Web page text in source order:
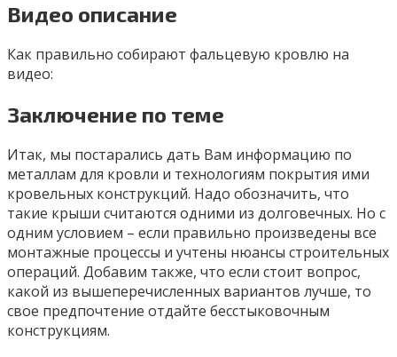
Видео описание
Как правильно собирают фальцевую кровлю на
видео:
Заключение по теме
Итак, мы постарались дать Вам информацию по
металлам для кровли и технологиям покрытия ими
кровельных конструкций. Надо обозначить, что
такие крыши считаются одними из долговечных. Но с
одним условием – если правильно произведены все
монтажные процессы и учтены нюансы строительных
операций. Добавим также, что если стоит вопрос,
какой из вышеперечисленных вариантов лучше, то
свое предпочтение отдайте бесстыковочным
конструкциям.